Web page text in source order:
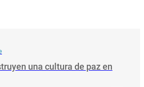
una cultura de paz en